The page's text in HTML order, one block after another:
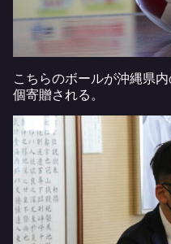
こちらのボールが沖縄県
個寄贈される。